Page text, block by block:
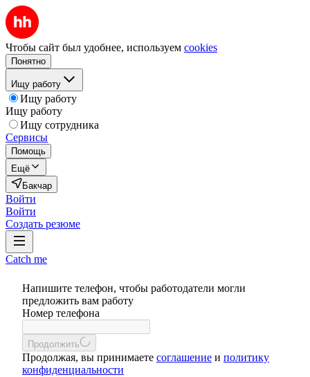
Чтобы сайт был удобнее, используем cookies
Понятно
Ищу работу
Ищу работу
Ищу работу
Ищу сотрудника
Сервисы
Помощь
Ещё
Бакчар
Войти
Войти
Создать резюме
Catch me
Напишите телефон, чтобы работодатели могли
предложить вам работу
Номер телефона
Продолжить
Продолжая, вы принимаете соглашение и политику
конфиденциальности